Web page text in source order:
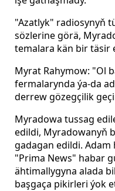
"Azatlyk" radiosynyň
sözlerine görä,
temalara kän bir täsir
Myrat Rahymow: "Ol
fermalarynda ýa-da
derrew gözegçilik
Myradowa tussag
edildi, Myradowanyň
gadagan edildi.
"Prima News" habar
ähtimallygyna alada
başgaça pikirleri ýok